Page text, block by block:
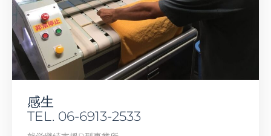
感生
TEL. 06-6913-2533